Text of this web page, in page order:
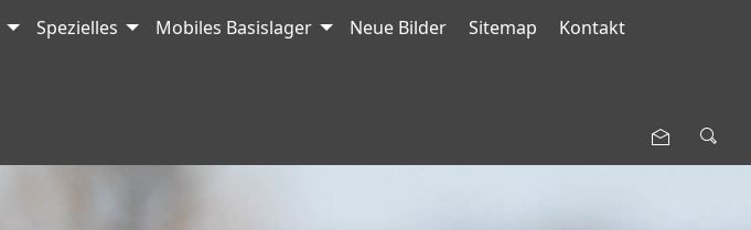
Spezielles Mobiles Basislager Neue Bilder Sitemap Kontakt